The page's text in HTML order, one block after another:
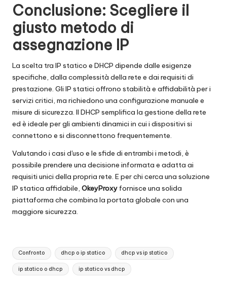
Conclusione: Scegliere il
giusto metodo di
assegnazione IP
La scelta tra IP statico e DHCP dipende dalle esigenze
specifiche, dalla complessità della rete e dai requisiti di
prestazione. Gli IP statici offrono stabilità e affidabilità per i
servizi critici, ma richiedono una configurazione manuale e
misure di sicurezza. Il DHCP semplifica la gestione della rete
ed è ideale per gli ambienti dinamici in cui i dispositivi si
connettono e si disconnettono frequentemente.
Valutando i casi d'uso e le sfide di entrambi i metodi, è
possibile prendere una decisione informata e adatta ai
requisiti unici della propria rete. E per chi cerca una soluzione
IP statica affidabile, OkeyProxy fornisce una solida
piattaforma che combina la portata globale con una
maggiore sicurezza.
Tag:
Confronto dhcp o ip statico dhcp vs ip statico
ip statico o dhcp ip statico vs dhcp